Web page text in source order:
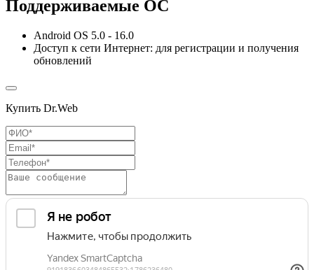
Поддерживаемые ОС
Android OS 5.0 - 16.0
Доступ к сети Интернет: для регистрации и получения
обновлений
Купить Dr.Web